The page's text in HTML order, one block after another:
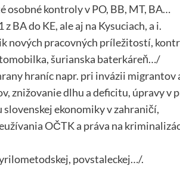
osobné kontroly v PO, BB, MT, BA…
BA do KE, ale aj na Kysuciach, a i.
nových pracovných príležitostí,
šurianska baterkáreň…/
hraníc napr. pri invázii migrantov
znižovanie dlhu a deficitu, úpravy v
ekonomiky v zahraničí,
OČTK a práva na
povstaleckej…/.